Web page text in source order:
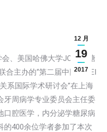
12 月
19
2017
、美国哈佛大学JOSLIN糖
合主办的“第二届中国JSDEI
系国际学术研讨会”在上海
牙周病学专业委员会主任委
口腔医学，内分泌学糖尿病
400余位学者参加了本次